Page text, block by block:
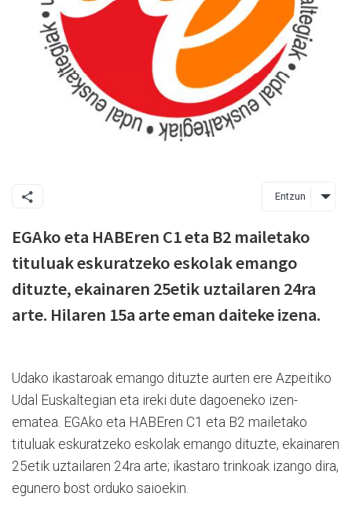
Entzun
EGAko eta HABEren C1 eta B2 mailetako
tituluak eskuratzeko eskolak emango
dituzte, ekainaren 25etik uztailaren 24ra
arte. Hilaren 15a arte eman daiteke izena.
Udako ikastaroak emango dituzte aurten ere Azpeitiko
Udal Euskaltegian eta ireki dute dagoeneko izen-
ematea. EGAko eta HABEren C1 eta B2 mailetako
tituluak eskuratzeko eskolak emango dituzte, ekainaren
25etik uztailaren 24ra arte; ikastaro trinkoak izango dira,
egunero bost orduko saioekin.